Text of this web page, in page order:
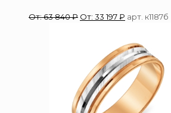
От:63 840₽ От: 33 197₽ арт. к1187б